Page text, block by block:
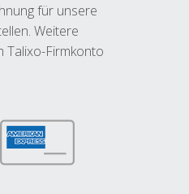
für unsere
Weitere
Talixo-Firmkonto